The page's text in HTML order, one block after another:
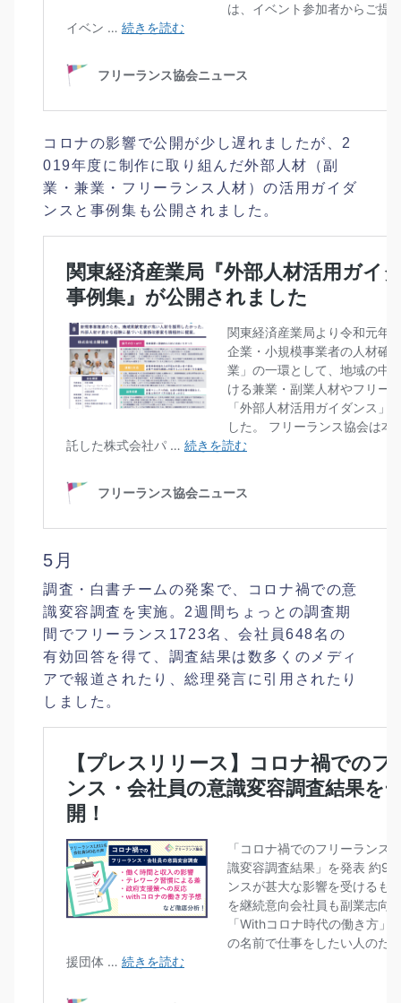
コロナの影響で公開が少し遅れましたが、2
019年度に制作に取り組んだ外部人材（副
業・兼業・フリーランス人材）の活用ガイダ
ンスと事例集も公開されました。
5月
調査・白書チームの発案で、コロナ禍での意
識変容調査を実施。2週間ちょっとの調査期
間でフリーランス1723名、会社員648名の
有効回答を得て、調査結果は数多くのメディ
アで報道されたり、総理発言に引用されたり
しました。